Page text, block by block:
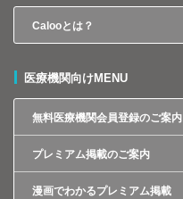
Calooとは？
医療機関向けMENU
無料医療機関会員登録のご案内
プレミアム掲載のご案内
漫画でわかるプレミアム掲載